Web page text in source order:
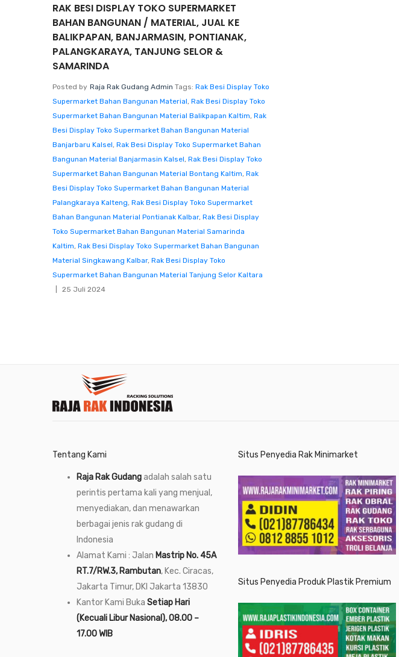
RAK BESI DISPLAY TOKO SUPERMARKET
BAHAN BANGUNAN / MATERIAL, JUAL KE
BALIKPAPAN, BANJARMASIN, PONTIANAK,
PALANGKARAYA, TANJUNG SELOR &
SAMARINDA
Posted by Raja Rak Gudang Admin Tags: Rak Besi Display Toko
Supermarket Bahan Bangunan Material, Rak Besi Display Toko
Supermarket Bahan Bangunan Material Balikpapan Kaltim, Rak
Besi Display Toko Supermarket Bahan Bangunan Material
Banjarbaru Kalsel, Rak Besi Display Toko Supermarket Bahan
Bangunan Material Banjarmasin Kalsel, Rak Besi Display Toko
Supermarket Bahan Bangunan Material Bontang Kaltim, Rak
Besi Display Toko Supermarket Bahan Bangunan Material
Palangkaraya Kalteng, Rak Besi Display Toko Supermarket
Bahan Bangunan Material Pontianak Kalbar, Rak Besi Display
Toko Supermarket Bahan Bangunan Material Samarinda
Kaltim, Rak Besi Display Toko Supermarket Bahan Bangunan
Material Singkawang Kalbar, Rak Besi Display Toko
Supermarket Bahan Bangunan Material Tanjung Selor Kaltara
25 Juli 2024
Tentang Kami
Raja Rak Gudangadalah salah satu
perintis pertama kali yang menjual,
menyediakan, dan menawarkan
berbagai jenis rak gudang di
Indonesia
Alamat Kami : Jalan Mastrip No. 45A
RT.7/RW.3, Rambutan, Kec. Ciracas,
Jakarta Timur, DKI Jakarta 13830
Kantor Kami Buka Setiap Hari
(Kecuali Libur Nasional), 08.00 –
17.00 WIB
Situs Penyedia Rak Minimarket
Situs Penyedia Produk Plastik Premium